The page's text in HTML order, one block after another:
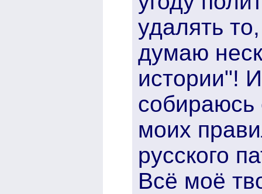
удалять
думаю
истории"!
собираюсь
моих
русского
Всё моё